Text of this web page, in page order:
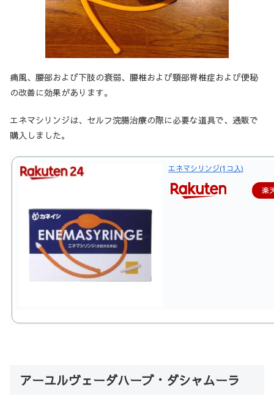
痛風、腰部および下肢の衰弱、腰椎および頸部脊椎症および便秘
の改善に効果があります。
エネマシリンジは、セルフ浣腸治療の際に必要な道具で、通販で
購入しました。
エネマシリンジ(1コ入)
楽
アーユルヴェーダハーブ・ダシャムーラ